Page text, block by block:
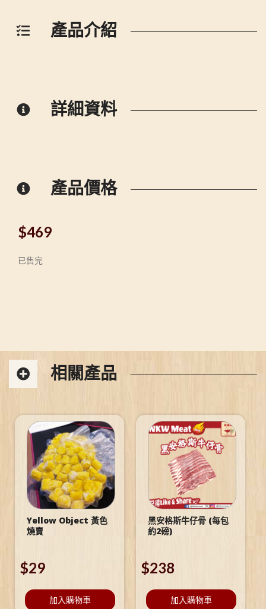
產品介紹
詳細資料
產品價格
$469
已售完
相關產品
Yellow Object 黃色
燒賣
$29
加入購物車
黑安格斯牛仔骨 (每包
約2磅)
$238
加入購物車